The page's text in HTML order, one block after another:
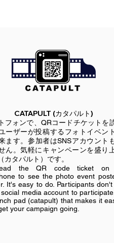
CATAPULT (カタパルト)
フォンで、QRコードチケットを
ーザーが投稿するフォトイベン
ます。参加者はSNSアカウント
ん。気軽にキャンペーンを盛り
カタパルト）です。
the QR code ticket on
to see the photo event
It's easy to do. Participants don't
media account to
pad (catapult) that makes it
your campaign going.